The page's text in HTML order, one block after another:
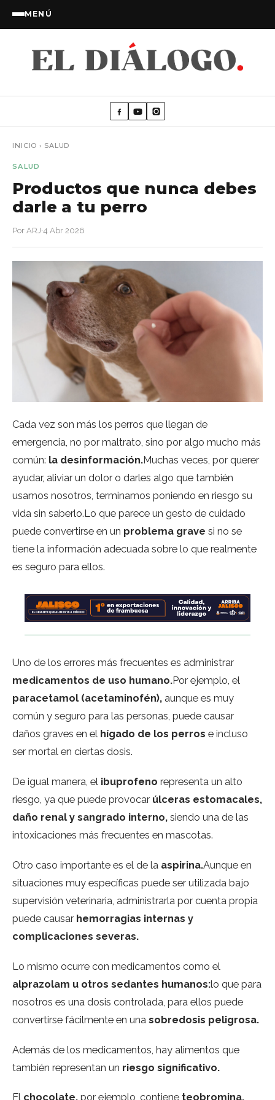
MENÚ
INICIO › SALUD
SALUD
Productos que nunca debes
darle a tu perro
Por ARJ·4 Abr 2026
Cada vez son más los perros que llegan de
emergencia, no por maltrato, sino por algo mucho más
común: la desinformación.Muchas veces, por querer
ayudar, aliviar un dolor o darles algo que también
usamos nosotros, terminamos poniendo en riesgo su
vida sin saberlo.Lo que parece un gesto de cuidado
puede convertirse en un problema grave si no se
tiene la información adecuada sobre lo que realmente
es seguro para ellos.
Uno de los errores más frecuentes es administrar
medicamentos de uso humano.Por ejemplo, el
paracetamol (acetaminofén), aunque es muy
común y seguro para las personas, puede causar
daños graves en el hígado de los perros e incluso
ser mortal en ciertas dosis.
De igual manera, el ibuprofeno representa un alto
riesgo, ya que puede provocar úlceras estomacales,
daño renal y sangrado interno, siendo una de las
intoxicaciones más frecuentes en mascotas.
Otro caso importante es el de la aspirina.Aunque en
situaciones muy específicas puede ser utilizada bajo
supervisión veterinaria, administrarla por cuenta propia
puede causar hemorragias internas y
complicaciones severas.
Lo mismo ocurre con medicamentos como el
alprazolam u otros sedantes humanos:lo que para
nosotros es una dosis controlada, para ellos puede
convertirse fácilmente en una sobredosis peligrosa.
Además de los medicamentos, hay alimentos que
también representan un riesgo significativo.
El chocolate, por ejemplo, contiene teobromina,